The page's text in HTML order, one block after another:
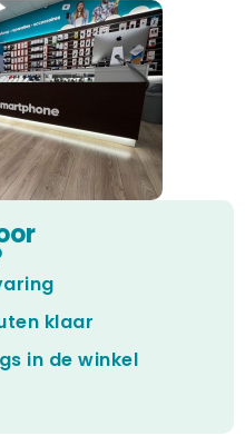
klaar
in de winkel